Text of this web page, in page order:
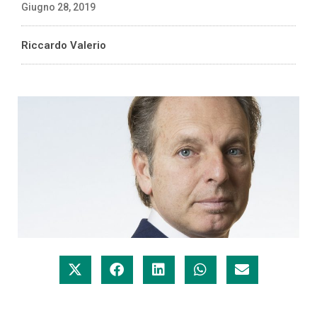
Giugno 28, 2019
Riccardo Valerio